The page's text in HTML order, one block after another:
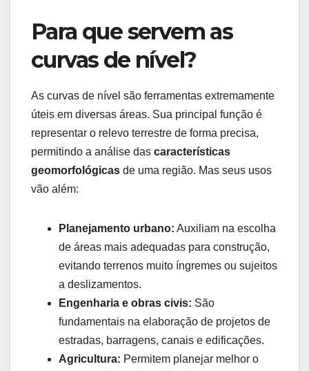
Para que servem as
curvas de nível?
As curvas de nível são ferramentas extremamente
úteis em diversas áreas. Sua principal função é
representar o relevo terrestre de forma precisa,
permitindo a análise das características
geomorfológicas de uma região. Mas seus usos
vão além:
Planejamento urbano: Auxiliam na escolha
de áreas mais adequadas para construção,
evitando terrenos muito íngremes ou sujeitos
a deslizamentos.
Engenharia e obras civis: São
fundamentais na elaboração de projetos de
estradas, barragens, canais e edificações.
Agricultura: Permitem planejar melhor o